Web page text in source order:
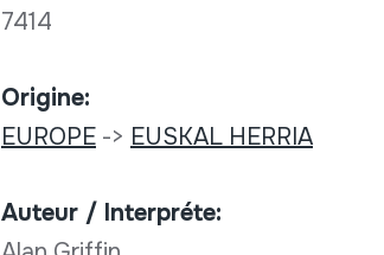
7414
Origine:
EUROPE-> EUSKAL HERRIA
Auteur / Interpréte: